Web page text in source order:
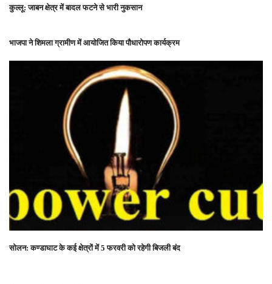
कुल्लू: जाबन क्षेत्र में बादल फटने से भारी नुकसान
भाजपा ने शिमला ग्रामीण में आयोजित किया पौधारोपण कार्यक्रम
सोलन: कण्डाघाट के कई क्षेत्रों में 5 फरवरी को रहेगी बिजली बंद